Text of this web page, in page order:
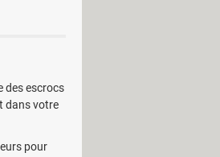
des escrocs
dans votre
pour